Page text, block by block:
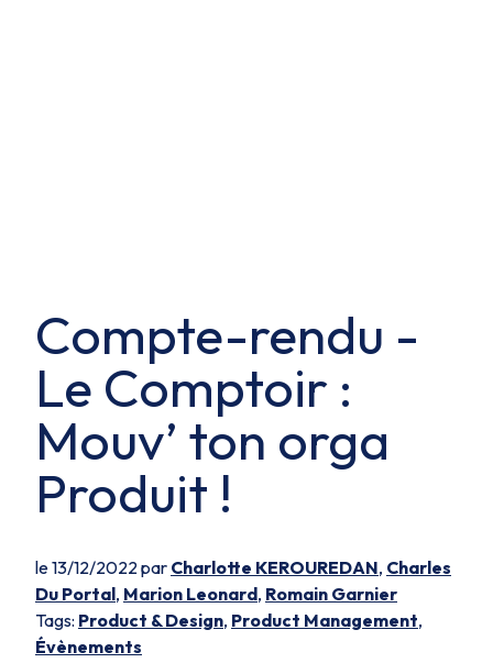
Compte-rendu -
Le Comptoir :
Mouv’ ton orga
Produit !
le 13/12/2022 par Charlotte KEROUREDAN, Charles
Du Portal, Marion Leonard, Romain Garnier
Tags: Product & Design, Product Management,
Évènements